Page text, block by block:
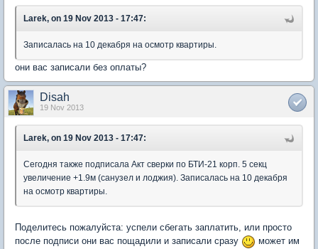
Larek, on 19 Nov 2013 - 17:47:
Записалась на 10 декабря на осмотр квартиры.
они вас записали без оплаты?
Disah
19 Nov 2013
Larek, on 19 Nov 2013 - 17:47:
Сегодня также подписала Акт сверки по БТИ-21 корп. 5 секц
увеличение +1.9м (санузел и лоджия). Записалась на 10 декабря
на осмотр квартиры.
Поделитесь пожалуйста: успели сбегать заплатить, или просто
после подписи они вас пощадили и записали сразу
может им